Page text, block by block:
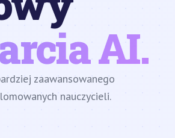
AI.
zaawansowanego
nauczycieli.